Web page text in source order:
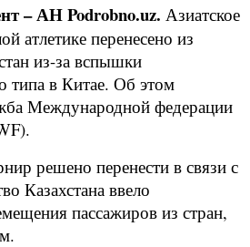
– АН Podrobno.uz. Азиатское
атлетике перенесено из
из-за вспышки
типа в Китае. Об этом
Международной федерации
решено перенести в связи с
Казахстана ввело
пассажиров из стран,